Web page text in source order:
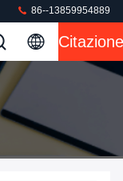
86--13859954889
Citazione